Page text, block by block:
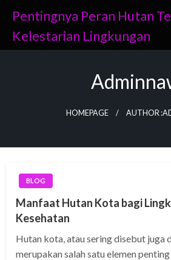
content
Pentingnya Peran Hutan
Kelestarian Lingkungan
HOMEPAGE AUTHOR
BLOG
Manfaat Hutan Kota bagi
Kesehatan
Hutan kota, atau sering disebut juga
merupakan salah satu elemen